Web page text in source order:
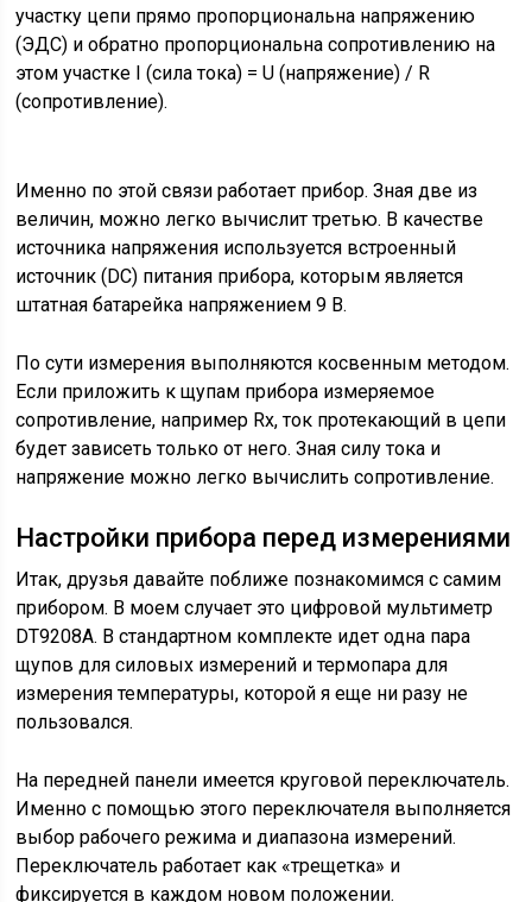
участку цепи прямо пропорциональна напряжению
(ЭДС) и обратно пропорциональна сопротивлению на
этом участке I (сила тока) = U (напряжение) / R
(сопротивление).
Именно по этой связи работает прибор. Зная две из
величин, можно легко вычислит третью. В качестве
источника напряжения используется встроенный
источник (DC) питания прибора, которым является
штатная батарейка напряжением 9 В.
По сути измерения выполняются косвенным методом.
Если приложить к щупам прибора измеряемое
сопротивление, например Rх, ток протекающий в цепи
будет зависеть только от него. Зная силу тока и
напряжение можно легко вычислить сопротивление.
Настройки прибора перед измерениями
Итак, друзья давайте поближе познакомимся с самим
прибором. В моем случает это цифровой мультиметр
DT9208A. В стандартном комплекте идет одна пара
щупов для силовых измерений и термопара для
измерения температуры, которой я еще ни разу не
пользовался.
На передней панели имеется круговой переключатель.
Именно с помощью этого переключателя выполняется
выбор рабочего режима и диапазона измерений.
Переключатель работает как «трещетка» и
фиксируется в каждом новом положении.